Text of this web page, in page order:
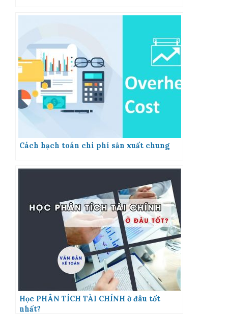
Cách hạch toán chi phí sản xuất chung
Học PHÂN TÍCH TÀI CHÍNH ở đâu tốt
nhất?